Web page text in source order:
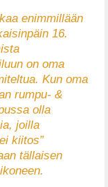
enimmillään
16.
on oma
Kun oma
rumpu- &
olla
joilla
kiitos”
tällaisen